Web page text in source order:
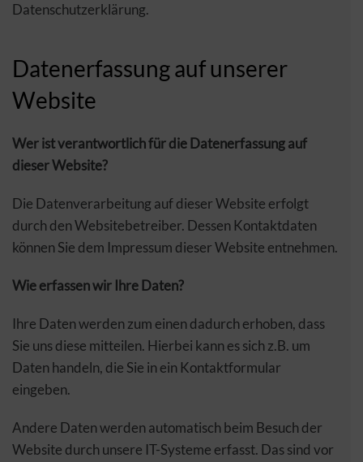
Datenschutzerklärung.
Datenerfassung auf unserer
Website
Wer ist verantwortlich für die Datenerfassung auf
dieser Website?
Die Datenverarbeitung auf dieser Website erfolgt
durch den Websitebetreiber. Dessen Kontaktdaten
können Sie dem Impressum dieser Website entnehmen.
Wie erfassen wir Ihre Daten?
Ihre Daten werden zum einen dadurch erhoben, dass
Sie uns diese mitteilen. Hierbei kann es sich z.B. um
Daten handeln, die Sie in ein Kontaktformular
eingeben.
Andere Daten werden automatisch beim Besuch der
Website durch unsere IT-Systeme erfasst. Das sind vor